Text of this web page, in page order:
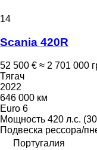
14
Scania 420R
52 500 € ≈ 2 701 000
Тягач
2022
646 000 км
Euro 6
Мощность 420 л.с.
Подвеска рессора/
Португалия